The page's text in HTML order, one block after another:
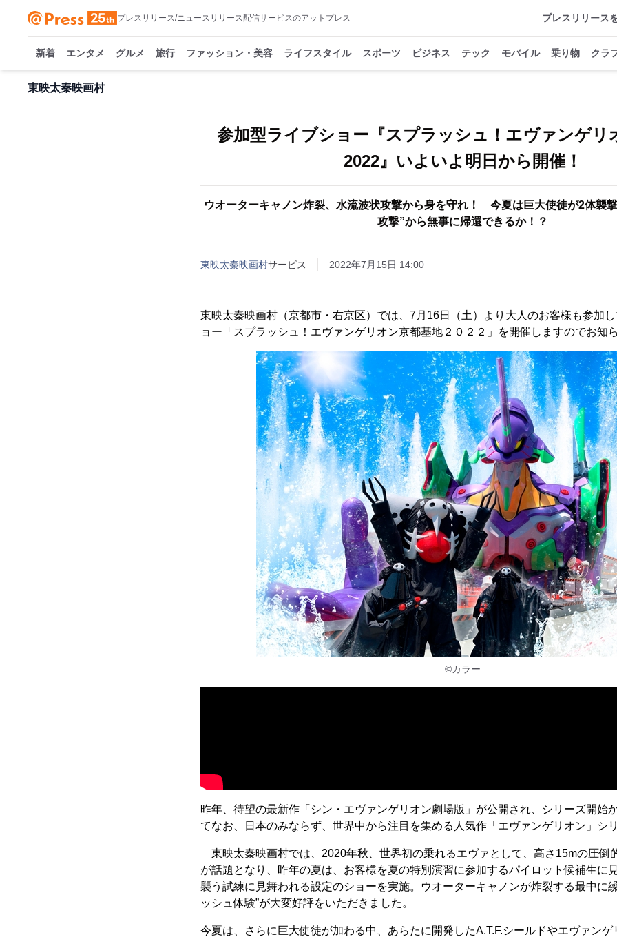
プレスリリース/ニュースリリース配信サービスのアットプレス プレスリリース
新着 エンタメ グルメ 旅行 ファッション・美容 ライフスタイル スポーツ ビジネス テック モバイル 乗り物 クラ
東映太秦映画村
参加型ライブショー『スプラッシュ！エヴァンゲリ
2022』いよいよ明日から開催！
ウオーターキャノン炸裂、水流波状攻撃から身を守れ！ 今夏は巨大使徒が2体襲
攻撃”から無事に帰還できるか！？
東映太秦映画村サービス 2022年7月15日 14:00
東映太秦映画村（京都市・右京区）では、7月16日（土）より大人のお客様も参加
ョー「スプラッシュ！エヴァンゲリオン京都基地２０２２」を開催しますのでお知
©カラー
昨年、待望の最新作「シン・エヴァンゲリオン劇場版」が公開され、シリーズ開始
てなお、日本のみならず、世界中から注目を集める人気作「エヴァンゲリオン」シ
東映太秦映画村では、2020年秋、世界初の乗れるエヴァとして、高さ15mの圧倒
が話題となり、昨年の夏は、お客様を夏の特別演習に参加するパイロット候補生に
襲う試練に見舞われる設定のショーを実施。ウオーターキャノンが炸裂する最中に
ッシュ体験”が大変好評をいただきました。
今夏は、さらに巨大使徒が加わる中、あらたに開発したA.T.F.シールドやエヴァン